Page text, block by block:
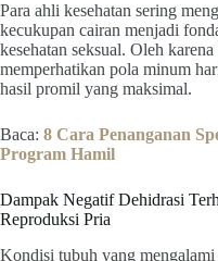
Para ahli kesehatan sering
kecukupan cairan menjadi
kesehatan seksual. Oleh
memperhatikan pola minum
hasil promil yang maksimal.
Baca: 8 Cara Penanganan
Program Hamil
Dampak Negatif Dehidrasi
Reproduksi Pria
Kondisi tubuh yang